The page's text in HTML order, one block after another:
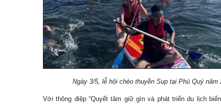
Ngày 3/5, lễ hội chèo thuyền Sup tại Phú Quý
Với thông điệp “Quyết tâm giữ gìn và phát triển du lịch